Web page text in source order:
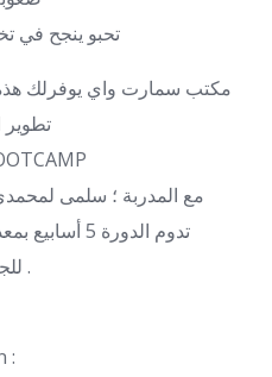
تحبو ينجح في
تطوير
مع المدربة ؛ سلمى
للجمعة مدة الحصة ثلاث ساعات .
: